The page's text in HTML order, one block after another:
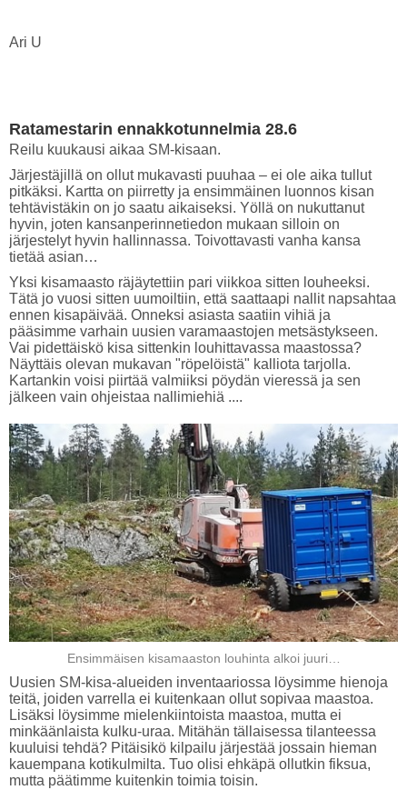
Ari U
Ratamestarin ennakkotunnelmia 28.6
Reilu kuukausi aikaa SM-kisaan.
Järjestäjillä on ollut mukavasti puuhaa – ei ole aika tullut
pitkäksi. Kartta on piirretty ja ensimmäinen luonnos kisan
tehtävistäkin on jo saatu aikaiseksi. Yöllä on nukuttanut
hyvin, joten kansanperinnetiedon mukaan silloin on
järjestelyt hyvin hallinnassa. Toivottavasti vanha kansa
tietää asian…
Yksi kisamaasto räjäytettiin pari viikkoa sitten louheeksi.
Tätä jo vuosi sitten uumoiltiin, että saattaapi nallit napsahtaa
ennen kisapäivää. Onneksi asiasta saatiin vihiä ja
pääsimme varhain uusien varamaastojen metsästykseen.
Vai pidettäiskö kisa sittenkin louhittavassa maastossa?
Näyttäis olevan mukavan "röpelöistä" kalliota tarjolla.
Kartankin voisi piirtää valmiiksi pöydän vieressä ja sen
jälkeen vain ohjeistaa nallimiehiä ....
Ensimmäisen kisamaaston louhinta alkoi juuri…
Uusien SM-kisa-alueiden inventaariossa löysimme hienoja
teitä, joiden varrella ei kuitenkaan ollut sopivaa maastoa.
Lisäksi löysimme mielenkiintoista maastoa, mutta ei
minkäänlaista kulku-uraa. Mitähän tällaisessa tilanteessa
kuuluisi tehdä? Pitäisikö kilpailu järjestää jossain hieman
kauempana kotikulmilta. Tuo olisi ehkäpä ollutkin fiksua,
mutta päätimme kuitenkin toimia toisin.